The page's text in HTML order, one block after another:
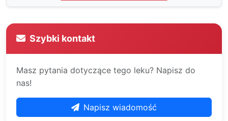
Szybki kontakt
Masz pytania dotyczące tego leku? Napisz do
nas!
Napisz wiadomość